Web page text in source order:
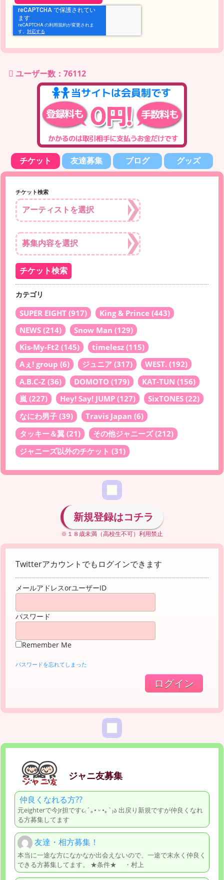
ユーザー数：76112
チケット 友達募集 ブログ グッズ
チケット検索
カテゴリ
SUPER EIGHT (917) King & Prince (443)
NEWS (214) Snow Man (129)
Kis-My-Ft2 (145) timelesz (115)
Aぇ! group (6) ジュニア (317) WEST. (192)
A.B.C-Z (36) DOMOTO (179) KAT-TUN (156)
嵐 (227) Hey! Say! JUMP (127) SixTONES (22)
なにわ男子 (39) Travis Japan (6)
タッキー＆翼 (21) その他ジャニーズ(212)
ジャニーズ以外のチケット (31)
新規登録はコチラ
※１８歳未満（高校生不可）利用禁止
Twitterアカウントでもログインできます
メールアドレスorユーザーID
パスワード
Remember Me
パスワードを忘れてしまった
ジャニ友募集
仲良くなれる方??
元eighterで今Jr担です૮₍´｡• ᵕ •｡`₎ა 出戻り新規ですが仲良くなれ
る方募集してます
友達・相方募集！
本当に一途な方になかなか出会えないので、一途で末永く仲良く
できる方募集してます。 ★条件★ ・村上